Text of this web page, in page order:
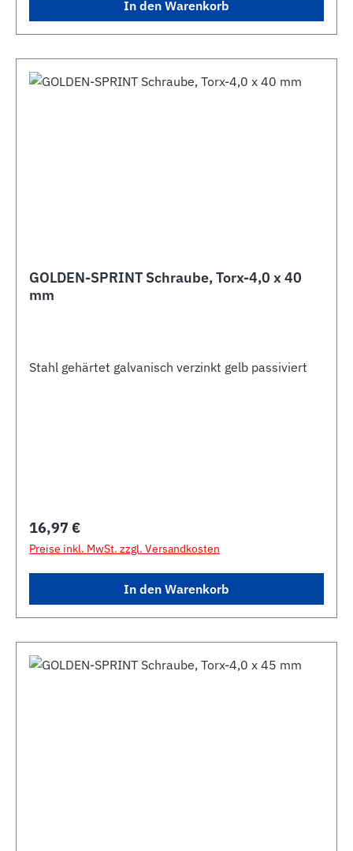
In den Warenkorb
GOLDEN-SPRINT Schraube, Torx-4,0 x 40
mm
Stahl gehärtet galvanisch verzinkt gelb passiviert
Regulärer Preis:
16,97 €
Preise inkl. MwSt. zzgl. Versandkosten
In den Warenkorb